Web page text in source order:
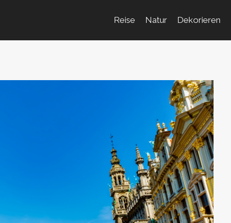
Reise Natur Dekorieren